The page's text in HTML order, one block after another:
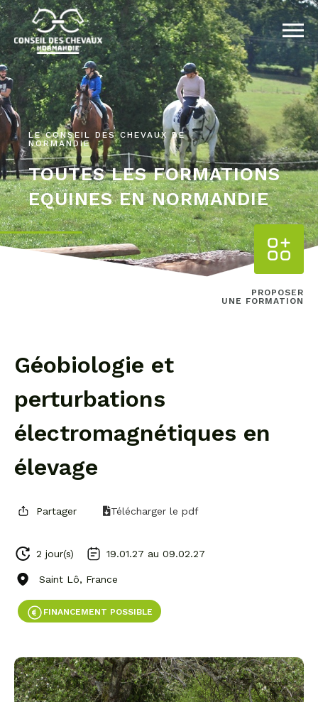
LE CONSEIL DES CHEVAUX DE
NORMANDIE
TOUTES LES FORMATIONS
EQUINES EN NORMANDIE
PROPOSER
UNE FORMATION
Géobiologie et
perturbations
électromagnétiques en
élevage
Partager Télécharger le pdf
2 jour(s) 19.01.27 au 09.02.27
Saint Lô, France
FINANCEMENT POSSIBLE